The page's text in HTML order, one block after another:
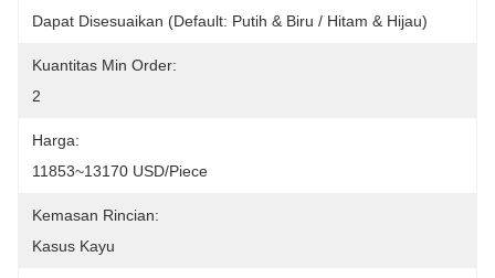
Dapat Disesuaikan (default: Putih & Biru / Hitam & Hijau)
Kuantitas Min Order:
2
Harga:
11853~13170 USD/Piece
Kemasan Rincian:
Kasus Kayu